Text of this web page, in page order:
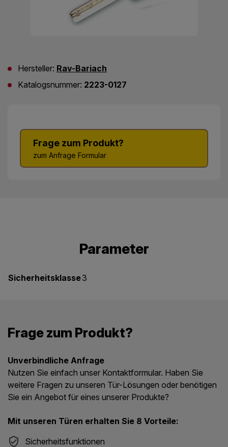
Frage zum Produkt?
zum Anfrage Formular
Hersteller: Rav-Bariach
Katalogsnummer: 2223-0127
Parameter
Sicherheitsklasse3
Frage zum Produkt?
Unverbindliche Anfrage
Nutzen Sie einfach unser Kontaktformular. Haben Sie
weitere Fragen zu unseren Tür-Lösungen oder benötigen
Sie ein Angebot für eines unserer Produkte?
Mit unseren Türen erhalten Sie 8 Vorteile:
Sicherheitsfunktionen